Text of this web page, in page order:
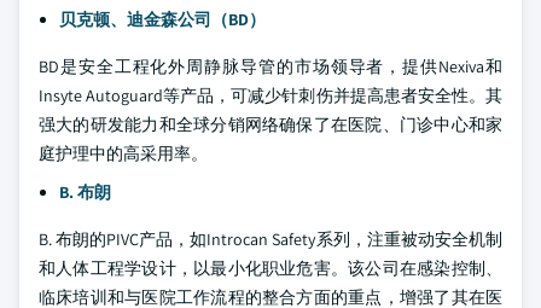
贝克顿、迪金森公司（BD）
BD是安全工程化外周静脉导管的市场领导者，提供Nexiva和
Insyte Autoguard等产品，可减少针刺伤并提高患者安全性。其
强大的研发能力和全球分销网络确保了在医院、门诊中心和家
庭护理中的高采用率。
B. 布朗
B. 布朗的PIVC产品，如Introcan Safety系列，注重被动安全机制
和人体工程学设计，以最小化职业危害。该公司在感染控制、
临床培训和与医院工作流程的整合方面的重点，增强了其在医